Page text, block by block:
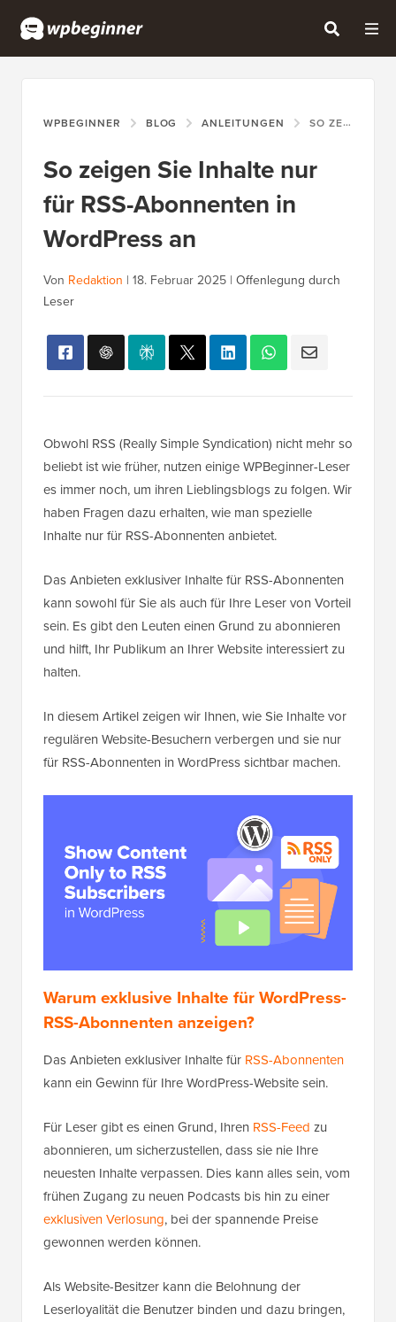
WPBEGINNER BLOG ANLEITUNGEN SO ZEIGEN SIE INHALTE NUR FÜR RSS-ABONNENTEN IN WORDPRESS AN
So zeigen Sie Inhalte nur
für RSS-Abonnenten in
WordPress an
Von Redaktion | 18. Februar 2025 | Offenlegung durch
Leser
Obwohl RSS (Really Simple Syndication) nicht mehr so
beliebt ist wie früher, nutzen einige WPBeginner-Leser
es immer noch, um ihren Lieblingsblogs zu folgen. Wir
haben Fragen dazu erhalten, wie man spezielle
Inhalte nur für RSS-Abonnenten anbietet.
Das Anbieten exklusiver Inhalte für RSS-Abonnenten
kann sowohl für Sie als auch für Ihre Leser von Vorteil
sein. Es gibt den Leuten einen Grund zu abonnieren
und hilft, Ihr Publikum an Ihrer Website interessiert zu
halten.
In diesem Artikel zeigen wir Ihnen, wie Sie Inhalte vor
regulären Website-Besuchern verbergen und sie nur
für RSS-Abonnenten in WordPress sichtbar machen.
Warum exklusive Inhalte für WordPress-
RSS-Abonnenten anzeigen?
Das Anbieten exklusiver Inhalte für RSS-Abonnenten
kann ein Gewinn für Ihre WordPress-Website sein.
Für Leser gibt es einen Grund, Ihren RSS-Feed zu
abonnieren, um sicherzustellen, dass sie nie Ihre
neuesten Inhalte verpassen. Dies kann alles sein, vom
frühen Zugang zu neuen Podcasts bis hin zu einer
exklusiven Verlosung, bei der spannende Preise
gewonnen werden können.
Als Website-Besitzer kann die Belohnung der
Leserloyalität die Benutzer binden und dazu bringen,